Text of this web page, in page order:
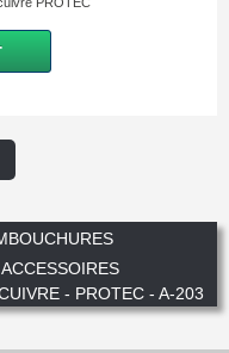
ACCESSOIRES
- PROTEC - A-203